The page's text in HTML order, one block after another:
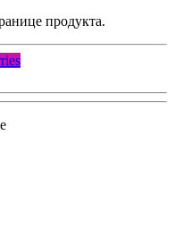
продукта.